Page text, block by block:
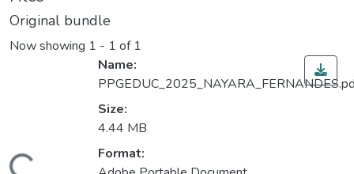
Original bundle
Now showing 1 - 1 of 1
Name:
Size:
4.44 MB
Format: